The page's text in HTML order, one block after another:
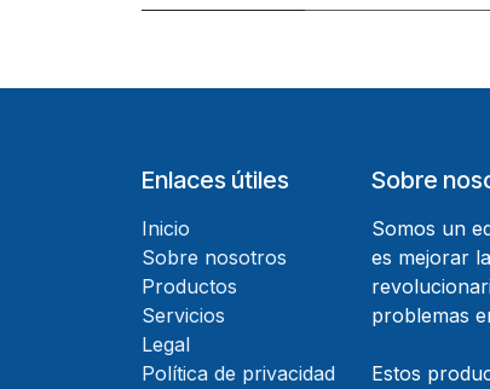
Enlaces útiles
Inicio
Sobre nosotros
Productos
Servicios
Legal
Política de privacidad
Sobre
Somos un
es mejorar
problemas
Estos